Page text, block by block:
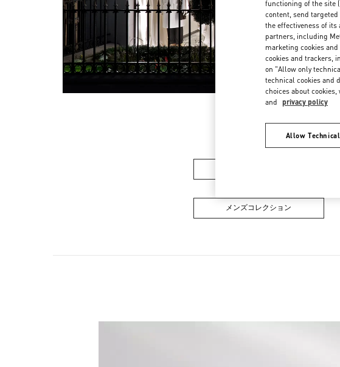
メンズコレクション
functioning of the site
content, send
the effectiveness of
partners, including
marketing cookies
cookies and trackers,
on "Allow only
technical cookies and
choices about
and privacy policy
Allow